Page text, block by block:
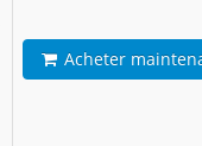
Acheter